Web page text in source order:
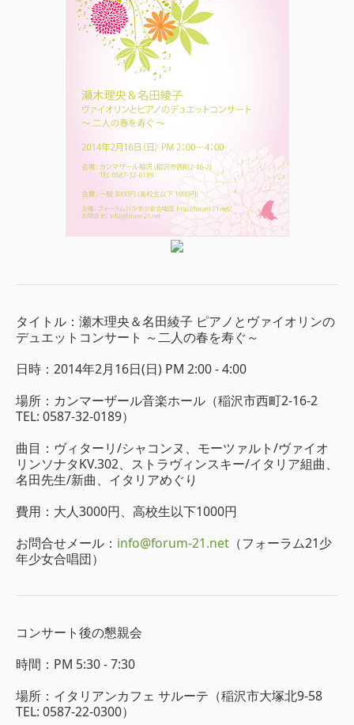
タイトル：瀬木理央＆名田綾子 ピアノとヴァイオリンの
デュエットコンサート ～二人の春を寿ぐ～
日時：2014年2月16日(日) PM 2:00 - 4:00
場所：カンマーザール音楽ホール（稲沢市西町2-16-2
TEL: 0587-32-0189）
曲目：ヴィターリ/シャコンヌ、モーツァルト/ヴァイオ
リンソナタKV.302、ストラヴィンスキー/イタリア組曲、
名田先生/新曲、イタリアめぐり
費用：大人3000円、高校生以下1000円
お問合せメール： info@forum-21.net （フォーラム21少
年少女合唱団）
コンサート後の懇親会
時間：PM 5:30 - 7:30
場所：イタリアンカフェ サルーテ（稲沢市大塚北9-58
TEL: 0587-22-0300）